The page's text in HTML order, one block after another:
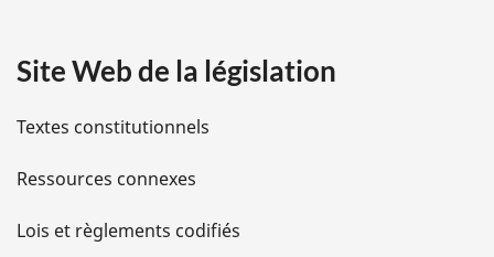
i
l
s
d
Site Web de la législation
Textes constitutionnels
Ressources connexes
Lois et règlements codifiés